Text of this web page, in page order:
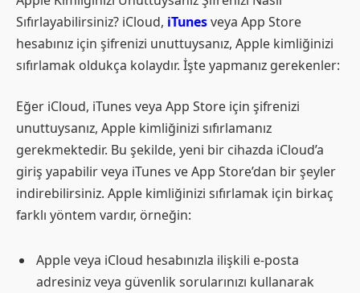
Sıfırlayabilirsiniz? iCloud, iTunesveya App Store
hesabınız için şifrenizi unuttuysanız, Apple kimliğinizi
sıfırlamak oldukça kolaydır. İşte yapmanız gerekenler:
Eğer iCloud, iTunes veya App Store için şifrenizi
unuttuysanız, Apple kimliğinizi sıfırlamanız
gerekmektedir. Bu şekilde, yeni bir cihazda iCloud’a
giriş yapabilir veya iTunes ve App Store’dan bir şeyler
indirebilirsiniz. Apple kimliğinizi sıfırlamak için birkaç
farklı yöntem vardır, örneğin:
Apple veya iCloud hesabınızla ilişkili e-posta
adresiniz veya güvenlik sorularınızı kullanarak